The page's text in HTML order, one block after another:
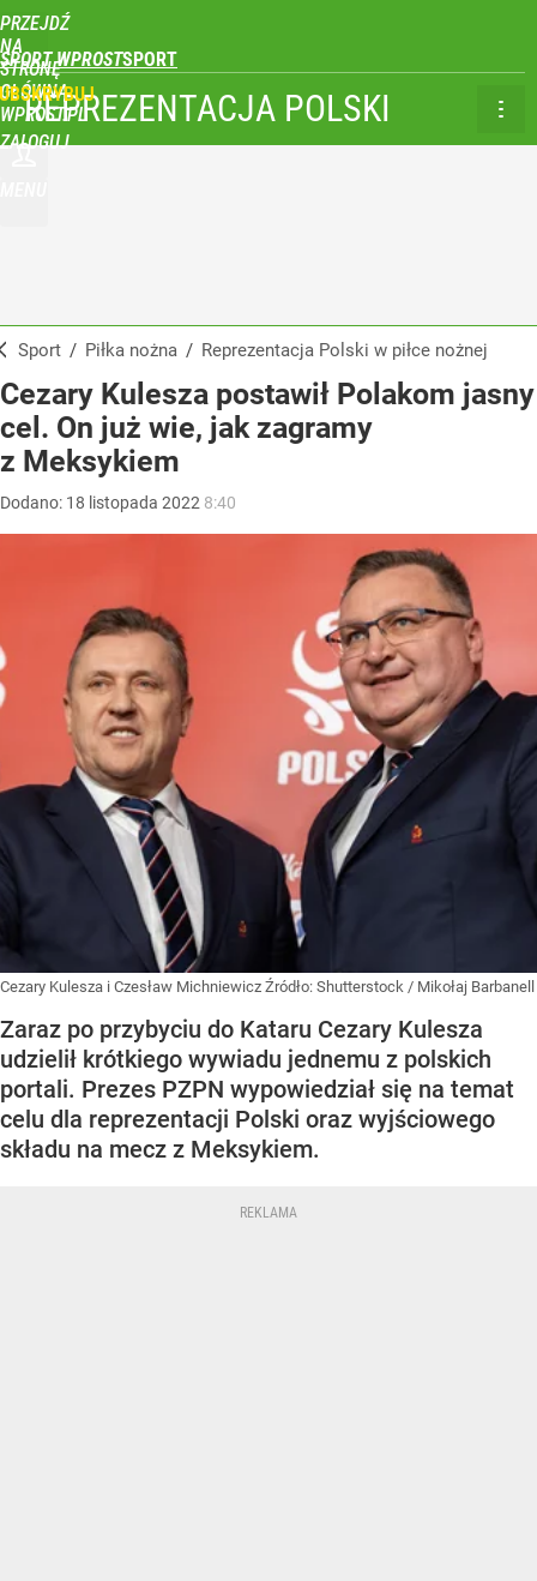
PRZEJDŹ
NA
STRONĘ
GŁÓWNĄ
WPROST.PL
SPORT WPROST
ZALOGUJ
REPREZENTACJA POLSKI
Sport / Piłka nożna / Reprezentacja Polski w piłce nożnej
Cezary Kulesza postawił Polakom jasny
cel. On już wie, jak zagramy
z Meksykiem
Dodano: 18 listopada 2022 8:40
Cezary Kulesza i Czesław Michniewicz Źródło: Shutterstock / Mikołaj Barbanell
Zaraz po przybyciu do Kataru Cezary Kulesza
udzielił krótkiego wywiadu jednemu z polskich
portali. Prezes PZPN wypowiedział się na temat
celu dla reprezentacji Polski oraz wyjściowego
składu na mecz z Meksykiem.